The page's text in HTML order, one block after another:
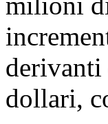
dollari,